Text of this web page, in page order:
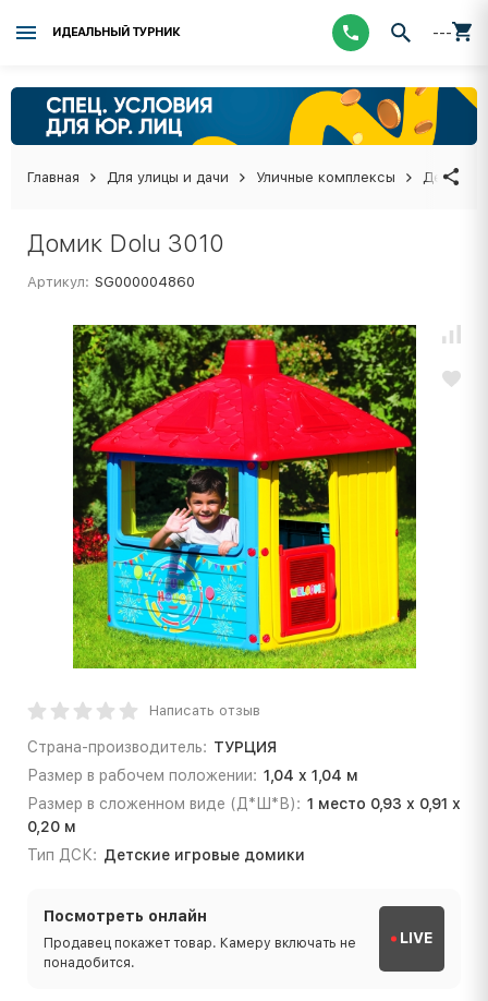
ИДЕАЛЬНЫЙ ТУРНИК ---
Главная Для улицы и дачи Уличные комплексы Детские
Домик Dolu 3010
Артикул: SG000004860
Написать отзыв
Страна-производитель: ТУРЦИЯ
Размер в рабочем положении: 1,04 x 1,04 м
Размер в сложенном виде (Д*Ш*В): 1 место 0,93 х 0,91 х
0,20 м
Тип ДСК: Детские игровые домики
Посмотреть онлайн
Продавец покажет товар. Камеру включать не
понадобится.
LIVE